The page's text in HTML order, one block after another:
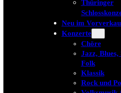
Thüringer
Neu im
Konzerte
Chöre
Jazz, Blues,
Folk
Klassik
Rock und